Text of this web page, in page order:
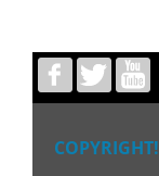
COPYRIGHT!